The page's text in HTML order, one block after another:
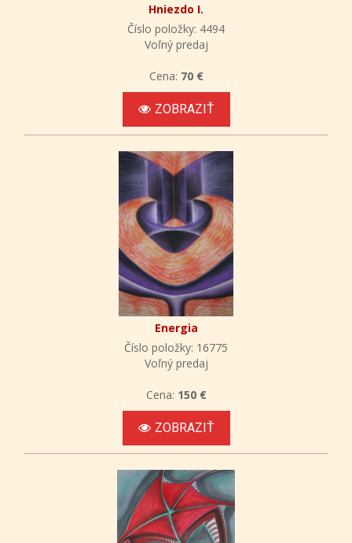
Hniezdo I.
Číslo položky: 4494
Voľný predaj
Cena: 70 €
ZOBRAZIŤ
Energia
Číslo položky: 16775
Voľný predaj
Cena: 150 €
ZOBRAZIŤ